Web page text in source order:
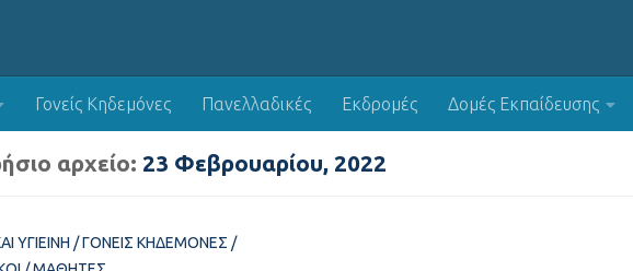
Γονείς Κηδεμόνες Πανελλαδικές Εκδρομές Δομές Εκπαίδευσης
αρχείο: 23 Φεβρουαρίου, 2022
ΥΓΙΕΙΝΉ /ΓΟΝΕΊΣ ΚΗΔΕΜΌΝΕΣ /